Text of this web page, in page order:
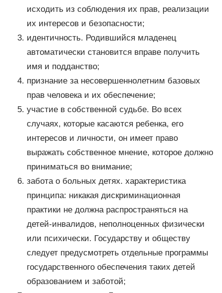
исходить из соблюдения их прав, реализации
их интересов и безопасности;
идентичность. Родившийся младенец
автоматически становится вправе получить
имя и подданство;
признание за несовершеннолетним базовых
прав человека и их обеспечение;
участие в собственной судьбе. Во всех
случаях, которые касаются ребенка, его
интересов и личности, он имеет право
выражать собственное мнение, которое должно
приниматься во внимание;
забота о больных детях. характеристика
принципа: никакая дискриминационная
практики не должна распространяться на
детей-инвалидов, неполноценных физически
или психически. Государству и обществу
следует предусмотреть отдельные программы
государственного обеспечения таких детей
образованием и заботой;